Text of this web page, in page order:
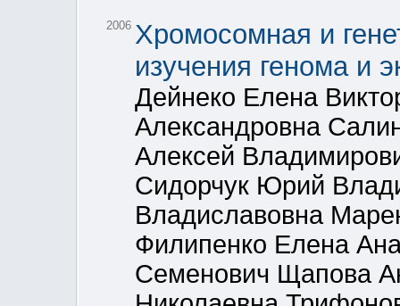
2006 Хромосомная и
изучения генома и
Дейнеко Елена
Александровна
Алексей
Сидорчук Юрий
Владиславовна
Филипенко Елена
Семенович Щапова